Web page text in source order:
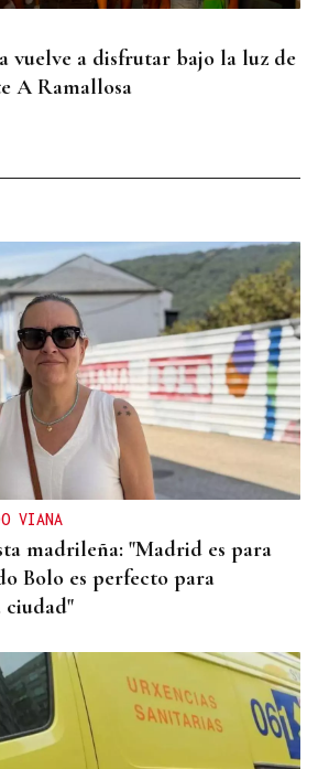
vuelve a disfrutar bajo la luz de
A Ramallosa
visitó Celanova?
VIANA
madrileña: "Madrid es para
Bolo es perfecto para
ciudad"